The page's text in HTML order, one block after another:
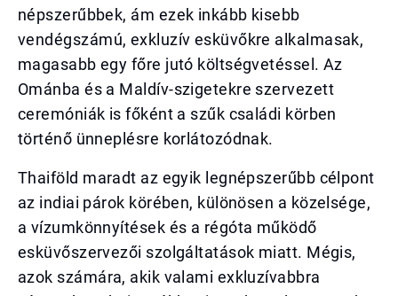
népszerűbbek, ám ezek inkább kisebb
vendégszámú, exkluzív esküvőkre alkalmasak,
magasabb egy főre jutó költségvetéssel. Az
Ománba és a Maldív-szigetekre szervezett
ceremóniák is főként a szűk családi körben
történő ünneplésre korlátozódnak.
Thaiföld maradt az egyik legnépszerűbb célpont
az indiai párok körében, különösen a közelsége,
a vízumkönnyítések és a régóta működő
esküvőszervezői szolgáltatások miatt. Mégis,
azok számára, akik valami exkluzívabbra